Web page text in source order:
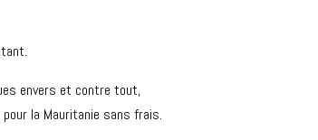
envers et contre tout,
pour la Mauritanie sans frais.